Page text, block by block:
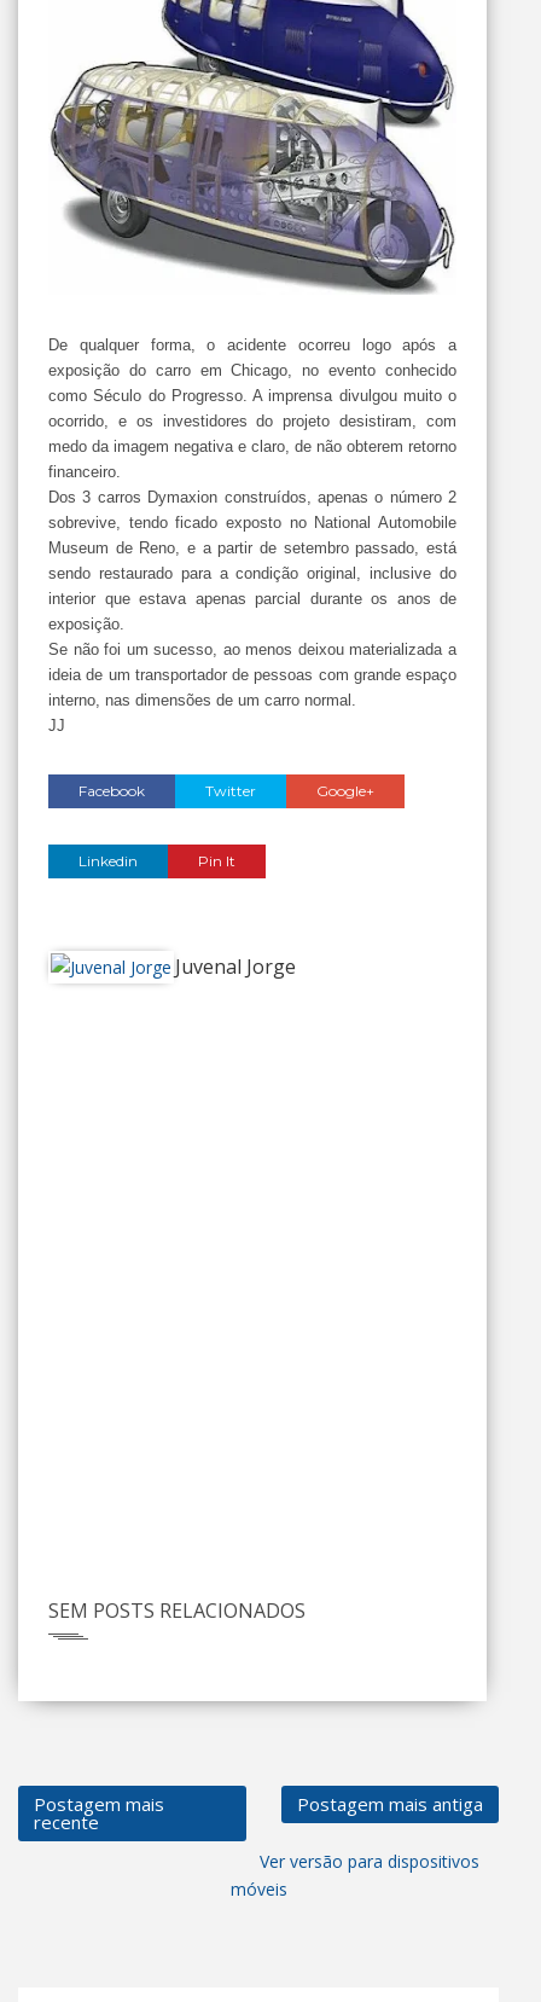
De qualquer forma, o acidente ocorreu logo após a
exposição do carro em Chicago, no evento conhecido
como Século do Progresso. A imprensa divulgou muito o
ocorrido, e os investidores do projeto desistiram, com
medo da imagem negativa e claro, de não obterem retorno
financeiro.
Dos 3 carros Dymaxion construídos, apenas o número 2
sobrevive, tendo ficado exposto no National Automobile
Museum de Reno, e a partir de setembro passado, está
sendo restaurado para a condição original, inclusive do
interior que estava apenas parcial durante os anos de
exposição.
Se não foi um sucesso, ao menos deixou materializada a
ideia de um transportador de pessoas com grande espaço
interno, nas dimensões de um carro normal.
JJ
Facebook Twitter Google+
Linkedin Pin It
Juvenal Jorge
SEM POSTS RELACIONADOS
Postagem mais
recente
Postagem mais antiga
Ver versão para dispositivos
móveis